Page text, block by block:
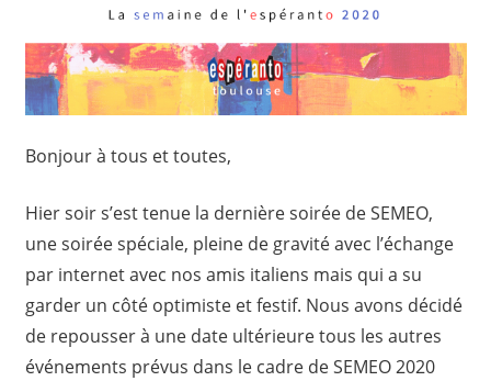
Bonjour à tous et toutes,
Hier soir s’est tenue la dernière soirée de SEMEO,
une soirée spéciale, pleine de gravité avec l’échange
par internet avec nos amis italiens mais qui a su
garder un côté optimiste et festif. Nous avons décidé
de repousser à une date ultérieure tous les autres
événements prévus dans le cadre de SEMEO 2020